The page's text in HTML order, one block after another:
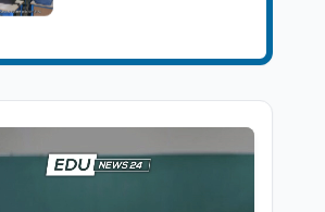
Sparatoria a Bangkok:
Editoriali7 ago